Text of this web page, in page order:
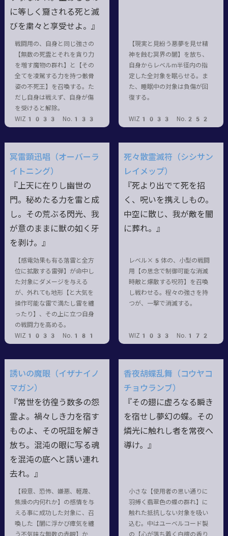
に等しく齎される死と滅
びを粛々と享受せよ。』
戦闘用の、自身と同じ強さの
【無数の死霊とそれを貪り力
を増す魔物の群れ】と【その
全てを凌駕する力を持つ骸骨
姿の不死王】を召喚する。た
だし自身は戦えず、自身が傷
を受けると解除。
WIZ1033 No.133
【現実と見紛う悪夢を見せ精
神を蝕む冥界の闇】を放ち、
自身からレベルm半径内の指
定した全対象を眠らせる。ま
た、睡眠中の対象は負傷が回
復する。
WIZ1033 No.252
冥雷顕迅唱（オーバーラ
イトニング）
『上天に在りし幽世の
門。秘めたる力を雷と成
し。その荒ぶる閃光、我
が意のままに獣の如く牙
を剥け。』
【感電効果も有る落雷と全方
位に拡散する雷弾】が命中し
た対象にダメージを与える
が、外れても地形【と大気を
操作可能な雷で満たし雷を纏
ったり】、その上に立つ自身
の戦闘力を高める。
WIZ1033 No.181
死々散霊滅符（シシサン
レイメップ）
『死より出でて死を招
く、呪いを携えしもの。
中空に散じ、我が敵を闇
に葬れ。』
レベル×5体の、小型の戦闘
用【の思念で制御可能な消滅
時敵と爆散する呪符】を召喚
し戦わせる。程々の強さを持
つが、一撃で消滅する。
WIZ1033 No.172
誘いの魔眼（イザナイノ
マガン）
『常世を彷徨う数多の怨
霊よ。禍々しき力を宿す
ものよ、その呪詛を解き
放ち。混沌の眼に写る魂
を混沌の底へと誘い連れ
去れ。』
【殺意、恐怖、嫌悪、軽蔑、
焦燥の内何れか】の感情を与
える事に成功した対象に、召
喚した【闇に浮かび瘴気を纏
う不気味な無数の赤眼】か
香夜胡蝶乱舞（コウヤコ
チョウランブ）
『その翅に虚ろなる瞬き
を宿せし夢幻の蝶。その
燐光に触れし者を常夜へ
導け。』
小さな【使用者の思い通りに
羽搏く翡翠色の蝶の群れ】に
触れた抵抗しない対象を吸い
込む。中はユーベルコード製
の【心が落ち着く白檀の香り